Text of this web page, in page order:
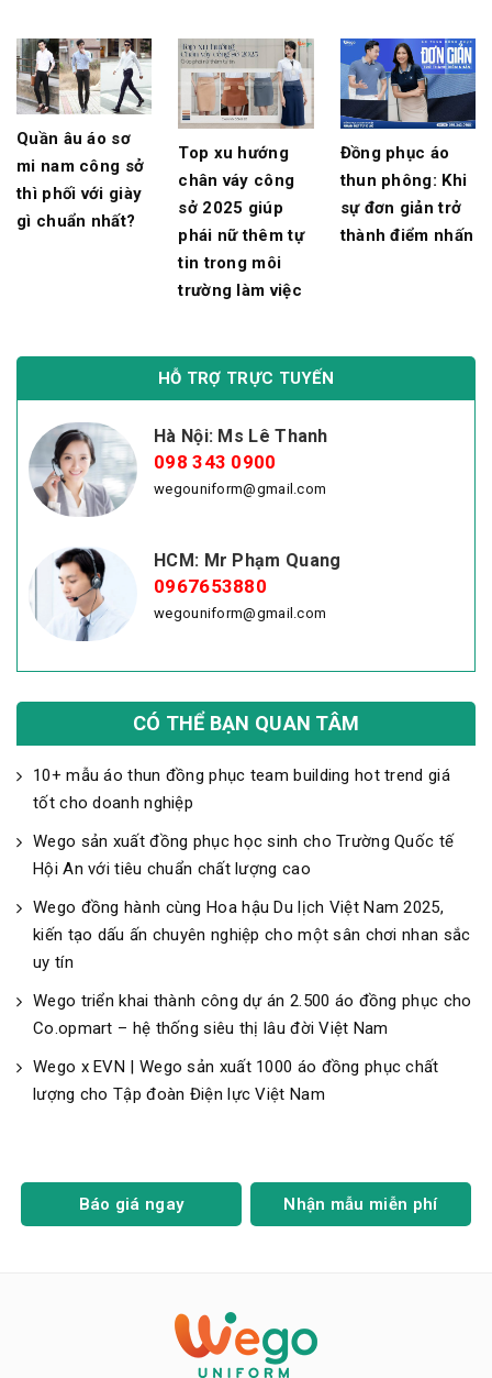
Quần âu áo sơ
mi nam công sở
thì phối với giày
gì chuẩn nhất?
Top xu hướng
chân váy công
sở 2025 giúp
phái nữ thêm tự
tin trong môi
trường làm việc
Đồng phục áo
thun phông: Khi
sự đơn giản trở
thành điểm nhấn
HỖ TRỢ TRỰC TUYẾN
Hà Nội: Ms Lê Thanh
098 343 0900
wegouniform@gmail.com
HCM: Mr Phạm Quang
0967653880
wegouniform@gmail.com
CÓ THỂ BẠN QUAN TÂM
10+ mẫu áo thun đồng phục team building hot trend giá
tốt cho doanh nghiệp
Wego sản xuất đồng phục học sinh cho Trường Quốc tế
Hội An với tiêu chuẩn chất lượng cao
Wego đồng hành cùng Hoa hậu Du lịch Việt Nam 2025,
kiến tạo dấu ấn chuyên nghiệp cho một sân chơi nhan sắc
uy tín
Wego triển khai thành công dự án 2.500 áo đồng phục cho
Co.opmart – hệ thống siêu thị lâu đời Việt Nam
Wego x EVN | Wego sản xuất 1000 áo đồng phục chất
lượng cho Tập đoàn Điện lực Việt Nam
Báo giá ngay Nhận mẫu miễn phí